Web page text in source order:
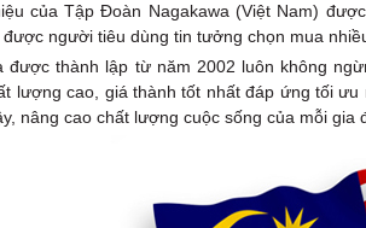
của Tập Đoàn Nagakawa (Việt Nam)
người tiêu dùng tin tưởng chọn mua
được thành lập từ năm 2002 luôn không
lượng cao, giá thành tốt nhất đáp ứng tối
nâng cao chất lượng cuộc sống của mỗi gia